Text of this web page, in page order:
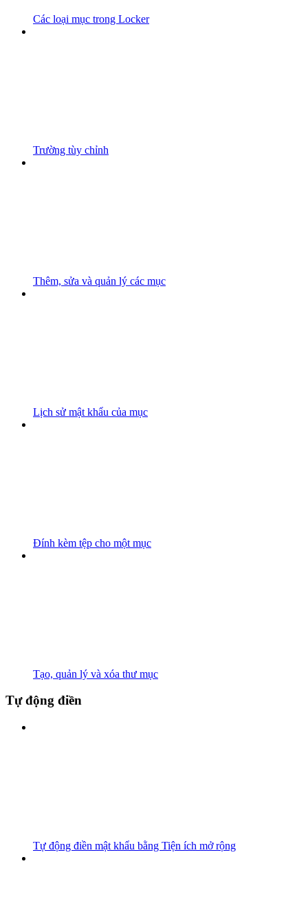
Các loại mục trong Locker
Trường tùy chỉnh
Thêm, sửa và quản lý các mục
Lịch sử mật khẩu của mục
Đính kèm tệp cho một mục
Tạo, quản lý và xóa thư mục
Tự động điền
Tự động điền mật khẩu bằng Tiện ích mở rộng